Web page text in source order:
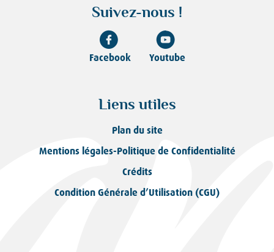
Suivez-nous !
Facebook Youtube
Liens utiles
Plan du site
Mentions légales-Politique de Confidentialité
Crédits
Condition Générale d’Utilisation (CGU)